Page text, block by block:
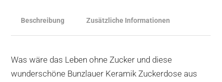
Beschreibung Zusätzliche Informationen
Was wäre das Leben ohne Zucker und diese
wunderschöne Bunzlauer Keramik Zuckerdose aus